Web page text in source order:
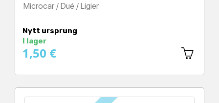
Microcar / Dué / Ligier
Nytt ursprung
I lager
1,50 €